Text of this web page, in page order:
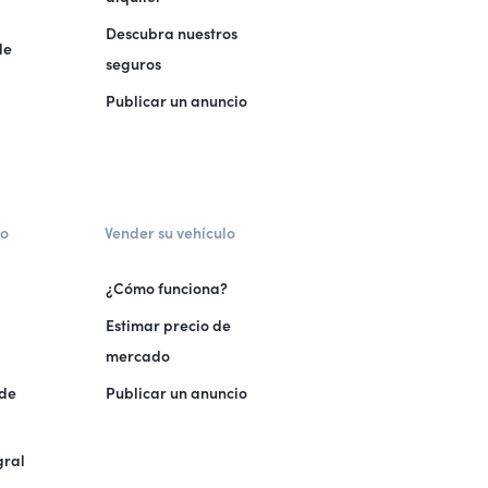
Descubra nuestros
seguros
Publicar un anuncio
Vender su vehículo
¿Cómo funciona?
Estimar precio de
mercado
Publicar un anuncio